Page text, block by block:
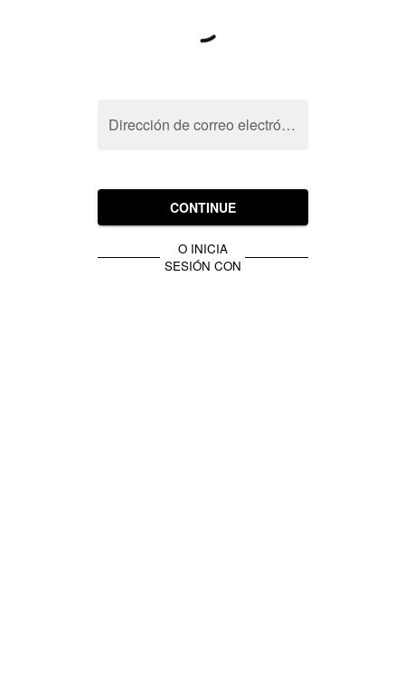
Dirección de correo electrónico
CONTINUE
O INICIA
SESIÓN CON